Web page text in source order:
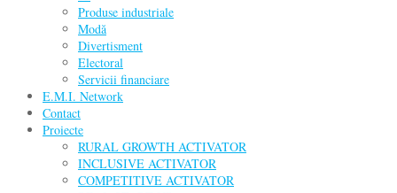
Produse industriale
Modă
Divertisment
Electoral
Servicii financiare
E.M.I. Network
Contact
Proiecte
RURAL GROWTH ACTIVATOR
INCLUSIVE ACTIVATOR
COMPETITIVE ACTIVATOR